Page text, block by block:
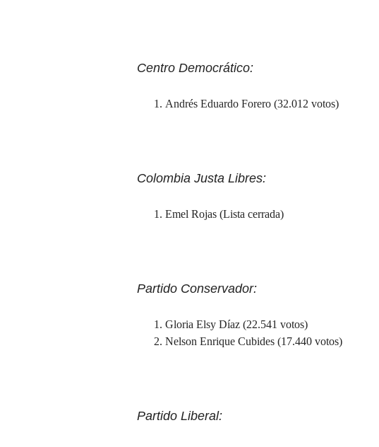
Centro Democrático:
Andrés Eduardo Forero (32.012 votos)
Colombia Justa Libres:
Emel Rojas (Lista cerrada)
Partido Conservador:
Gloria Elsy Díaz (22.541 votos)
Nelson Enrique Cubides (17.440 votos)
Partido Liberal: